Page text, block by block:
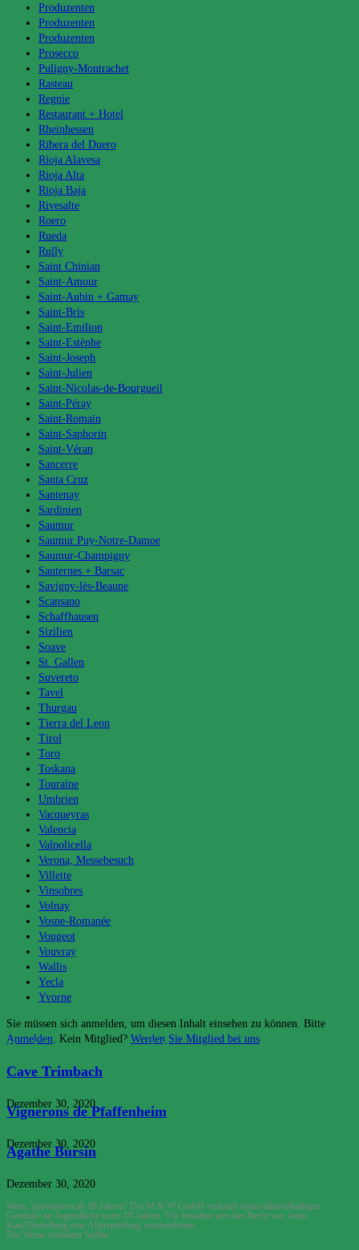
Produzenten
Produzenten
Produzenten
Prosecco
Puligny-Montrachet
Rasteau
Regnie
Restaurant + Hotel
Rheinhessen
Ribera del Duero
Rioja Alavesa
Rioja Alta
Rioja Baja
Rivesalte
Roero
Rueda
Rully
Saint Chinian
Saint-Amour
Saint-Aubin + Gamay
Saint-Bris
Saint-Emilion
Saint-Estèphe
Saint-Joseph
Saint-Julien
Saint-Nicolas-de-Bourgueil
Saint-Péray
Saint-Romain
Saint-Saphorin
Saint-Véran
Sancerre
Santa Cruz
Santenay
Sardinien
Saumur
Saumur Puy-Notre-Damoe
Saumur-Champigny
Sauternes + Barsac
Savigny-lès-Beaune
Scansano
Schaffhausen
Sizilien
Soave
St. Gallen
Suvereto
Tavel
Thurgau
Tierra del Leon
Tirol
Toro
Toskana
Touraine
Umbrien
Vacqueyras
Valencia
Valpolicella
Verona, Messebesuch
Villette
Vinsobres
Volnay
Vosne-Romanée
Vougeot
Vouvray
Wallis
Yecla
Yvorne
Sie müssen sich anmelden, um diesen Inhalt einsehen zu können. Bitte
Anmelden. Kein Mitglied? Werden Sie Mitglied bei uns
Das könnte dir auch gefallen
Cave Trimbach
Dezember 30, 2020
Vignerons de Pfaffenheim
Dezember 30, 2020
Agathe Bursin
Dezember 30, 2020
Wein, Spirituosen ab 18 Jahren! Die M & W GmbH verkauft keine alkoholhaltigen
Getränke an Jugendliche unter 18 Jahren. Wir behalten uns das Recht vor, beim
Kauf/Bestellung eine Altersprüfung vorzunehmen.
Die Weine enthalten Sulfite.